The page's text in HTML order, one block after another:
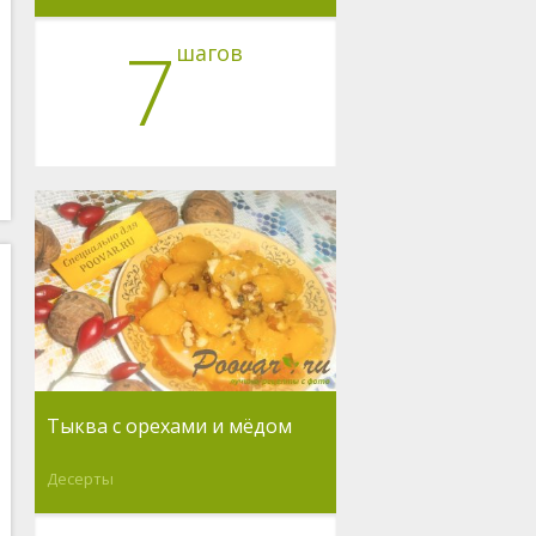
7 шагов
Тыква с орехами и мёдом
Десерты